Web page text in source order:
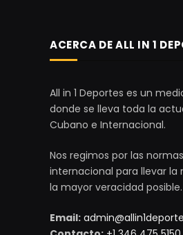
ACERCA DE ALL IN 1
All in 1 Deportes es un
donde se lleva toda la
Cubano e Internacional.
Nos regimos por las
internacional para llevar
la mayor veracidad posible.
Email: